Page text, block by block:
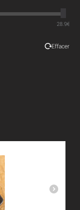
28.9€
Effacer